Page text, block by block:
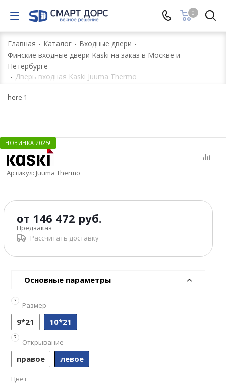
0
Главная - Каталог - Входные двери -
Финские входные двери Kaski на заказ в Москве и
Петербурге
- Дверь входная Kaski Juuma Thermo
here 1
НОВИНКА 2025!
Артикул: Juuma Thermo
от 146 472 руб.
Предзаказ
Рассчитать доставку
Основные параметры
?
Размер
9*21 10*21
?
Открывание
правое левое
Цвет